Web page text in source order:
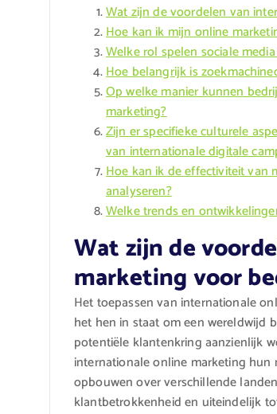
Wat zijn de voordelen van
Hoe kan ik mijn online
Welke rol spelen sociale
Hoe belangrijk is
Op welke manier kunnen
marketing?
Zijn er specifieke culturele
van internationale digitale
Hoe kan ik de effectiviteit van
analyseren?
Welke trends en
Wat zijn de
marketing voor
Het toepassen van internationale
het hen in staat om een wereldwijd
potentiële klantenkring aanzienlijk
internationale online marketing hun
opbouwen over verschillende
klantbetrokkenheid en uiteindelijk